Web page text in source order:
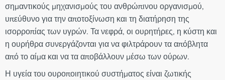
σημαντικούς μηχανισμούς του ανθρώπινου οργανισμού,
υπεύθυνο για την αποτοξίνωση και τη διατήρηση της
ισορροπίας των υγρών. Τα νεφρά, οι ουρητήρες, η κύστη και
η ουρήθρα συνεργάζονται για να φιλτράρουν τα απόβλητα
από το αίμα και να τα αποβάλλουν μέσω των ούρων.
Η υγεία του ουροποιητικού συστήματος είναι ζωτικής